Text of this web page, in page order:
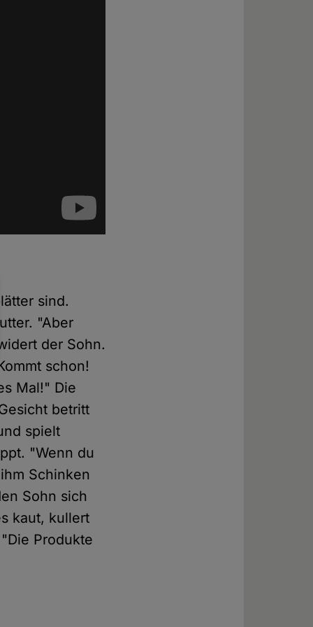
sind.
"Aber
der Sohn.
schon!
Mal!" Die
betritt
spielt
"Wenn du
Schinken
Sohn sich
kaut, kullert
Produkte